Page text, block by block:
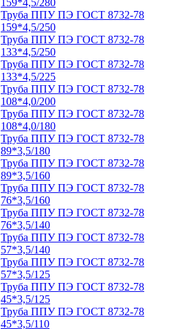
159*4,5/280
Труба ППУ ПЭ ГОСТ 8732-78
159*4,5/250
Труба ППУ ПЭ ГОСТ 8732-78
133*4,5/250
Труба ППУ ПЭ ГОСТ 8732-78
133*4,5/225
Труба ППУ ПЭ ГОСТ 8732-78
108*4,0/200
Труба ППУ ПЭ ГОСТ 8732-78
108*4,0/180
Труба ППУ ПЭ ГОСТ 8732-78
89*3,5/180
Труба ППУ ПЭ ГОСТ 8732-78
89*3,5/160
Труба ППУ ПЭ ГОСТ 8732-78
76*3,5/160
Труба ППУ ПЭ ГОСТ 8732-78
76*3,5/140
Труба ППУ ПЭ ГОСТ 8732-78
57*3,5/140
Труба ППУ ПЭ ГОСТ 8732-78
57*3,5/125
Труба ППУ ПЭ ГОСТ 8732-78
45*3,5/125
Труба ППУ ПЭ ГОСТ 8732-78
45*3,5/110